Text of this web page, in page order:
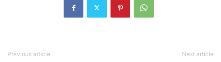
Previous article Next article